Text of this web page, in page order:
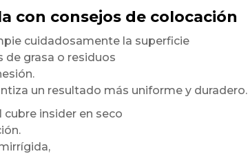
con consejos de colocación
cuidadosamente la superficie
de grasa o residuos
un resultado más uniforme y duradero.
insider en seco